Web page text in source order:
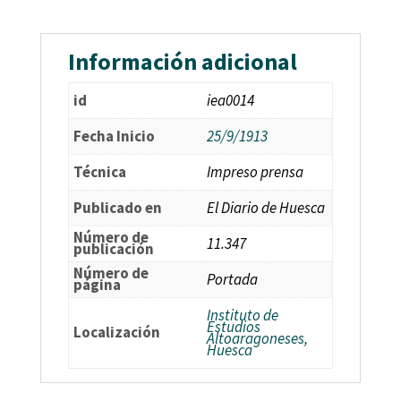
Información adicional
id
iea0014
Fecha Inicio
25/9/1913
Técnica
Impreso prensa
Publicado en
El Diario de Huesca
Número de
publicación
11.347
Número de
página Portada
Localización
Instituto de
Estudios
Altoaragoneses,
Huesca